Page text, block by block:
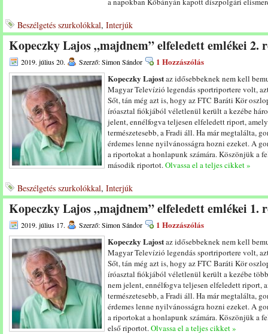
Beszélgetés szurkolókkal, Interjúk
Kopeczky Lajos „majdnem” elfeledett emlékei 2.
2019. július 20. Szerző: Simon Sándor
1 Hozzászólás
Kopeczky Lajostaz idősebbeknek nem kell
Magyar Televízió legendás sportriportere volt,
Sőt, tán még azt is, hogy az FTC Baráti Kör
íróasztal fiókjából véletlenül került a kezébe
jelent, ennélfogva teljesen elfeledett riport,
természetesebb, a Fradi áll. Ha már megtalálta,
érdemes lenne nyilvánosságra hozni ezeket. A
a riportokat a honlapunk számára. Köszönjük a
második riportot.Olvassa el a teljes cikket »
Beszélgetés szurkolókkal, Interjúk
Kopeczky Lajos „majdnem” elfeledett emlékei 1.
2019. július 17. Szerző: Simon Sándor
1 Hozzászólás
Kopeczky Lajostaz idősebbeknek nem kell
Magyar Televízió legendás sportriportere volt,
Sőt, tán még azt is, hogy az FTC Baráti Kör
íróasztal fiókjából véletlenül került a kezébe
nem jelent, ennélfogva teljesen elfeledett riport,
természetesebb, a Fradi áll. Ha már megtalálta,
érdemes lenne nyilvánosságra hozni ezeket. A
a riportokat a honlapunk számára. Köszönjük a
első riportot.Olvassa el a teljes cikket »